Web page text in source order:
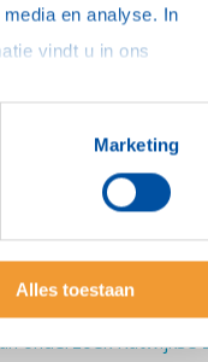
en analyse. In
Marketing
Alles toestaan
april 2020: Karel
maart 2020: Tulpen !!
23 maart 2020: Club
Zeeverkenners
23 maart 2020: Club
maart 2020: Club
vanwege Corona
februari 2020:
onderzoek Katwijkse